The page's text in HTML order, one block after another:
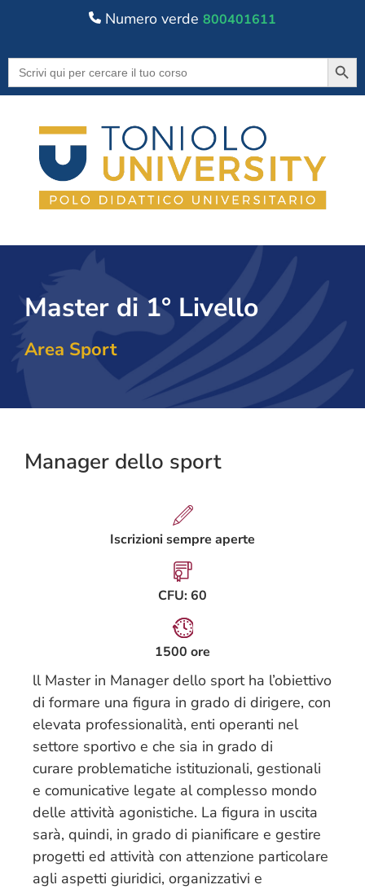
Numero verde 800401611
Search
for:
Master di 1° Livello
Area Sport
Manager dello sport
Iscrizioni sempre aperte
CFU: 60
1500 ore
ll Master in Manager dello sport ha l’obiettivo
di formare una figura in grado di dirigere, con
elevata professionalità, enti operanti nel
settore sportivo e che sia in grado di
curare problematiche istituzionali, gestionali
e comunicative legate al complesso mondo
delle attività agonistiche. La figura in uscita
sarà, quindi, in grado di pianificare e gestire
progetti ed attività con attenzione particolare
agli aspetti giuridici, organizzativi e